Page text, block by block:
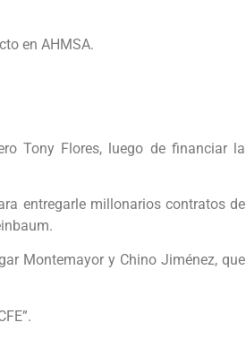
en AHMSA.
Tony Flores, luego de financiar la
entregarle millonarios contratos de
Montemayor y Chino Jiménez, que